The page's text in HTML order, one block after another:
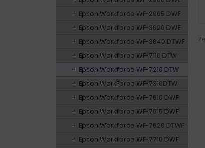
Epson Workforce WF-2965 DWF
Epson Workforce WF-3620 DWF
Epson Workforce WF-3640 DTWF
Epson Workforce WF-7110 DTW
Epson Workforce WF-7210 DTW
Epson WorkForce WF-7310DTW
Epson Workforce WF-7610 DWF
Epson Workforce WF-7615 DWF
Epson Workforce WF-7620 DTWF
Epson Workforce WF-7710 DWF